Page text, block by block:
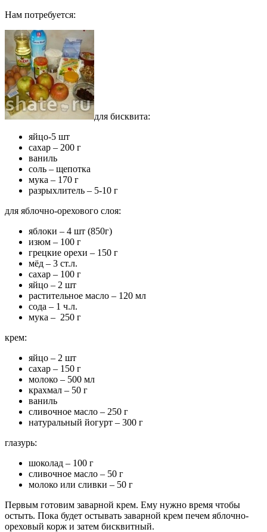
Нам потребуется:
для бисквита:
яйцо-5 шт
сахар – 200 г
ваниль
соль – щепотка
мука – 170 г
разрыхлитель – 5-10 г
для яблочно-орехового слоя:
яблоки – 4 шт (850г)
изюм – 100 г
грецкие орехи – 150 г
мёд – 3 ст.л.
сахар – 100 г
яйцо – 2 шт
растительное масло – 120 мл
сода – 1 ч.л.
мука – 250 г
крем:
яйцо – 2 шт
сахар – 150 г
молоко – 500 мл
крахмал – 50 г
ваниль
сливочное масло – 250 г
натуральный йогурт – 300 г
глазурь:
шоколад – 100 г
сливочное масло – 50 г
молоко или сливки – 50 г
Первым готовим заварной крем. Ему нужно время чтобы
остыть. Пока будет остывать заварной крем печем яблочно-
ореховый корж и затем бисквитный.